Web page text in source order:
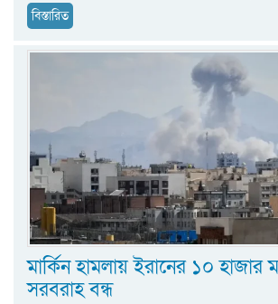
বিস্তারিত
মার্কিন হামলায় ইরানের ১০ হাজার
সরবরাহ বন্ধ